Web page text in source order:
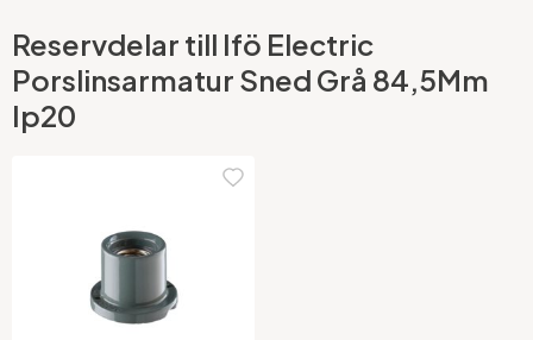
Reservdelar till Ifö Electric
Porslinsarmatur Sned Grå 84,5Mm
Ip20